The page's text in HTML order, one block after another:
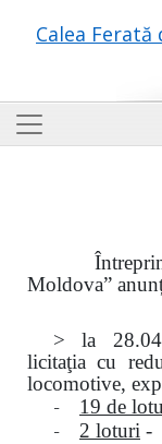
Calea
Moldova”
> la
licitaţiacu
locomotive,
- 19 de
- 2 loturi -